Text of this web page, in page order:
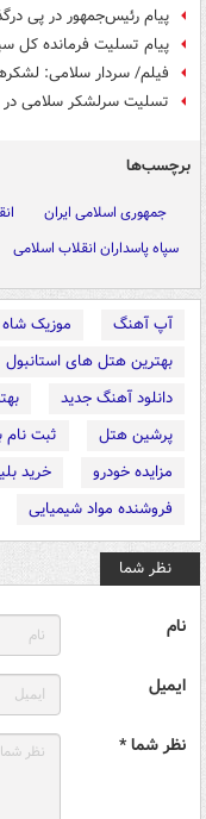
پیام رئیس‌جمهور در پی
پیام تسلیت فرمانده کل
فیلم/ سردار سلامی:
تسلیت سرلشکر سلامی
برچسب‌ها
جمهوری اسلامی ایران
سپاه پاسداران انقلاب اسلامی
آپ آهنگ موزیک شاه
بهترین هتل های استانبول
دانلود آهنگ جدید
پرشین هتل
ثبت نام
مزایده خودرو
خرید
فروشنده مواد شیمیایی
نظر شما
نام
ایمیل
نظر شما *